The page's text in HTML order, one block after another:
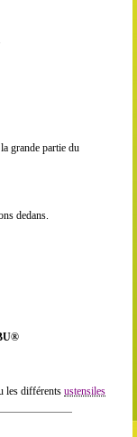
grande partie du
dedans.
les différents ustensiles